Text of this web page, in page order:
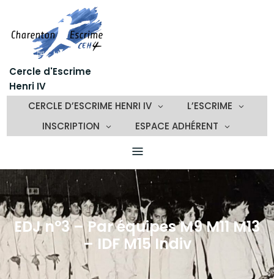
content
Cercle d'Escrime
Henri IV
CERCLE D’ESCRIME HENRI IV
L’ESCRIME
INSCRIPTION
ESPACE ADHÉRENT
EDJ n°3 – Par équipes M9 M11 M13
– IDF M15 Indiv